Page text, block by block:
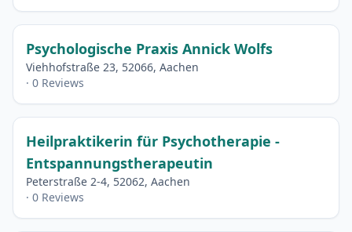
Psychologische Praxis Annick Wolfs
Viehhofstraße 23, 52066, Aachen
· 0 Reviews
Heilpraktikerin für Psychotherapie -
Entspannungstherapeutin
Peterstraße 2-4, 52062, Aachen
· 0 Reviews